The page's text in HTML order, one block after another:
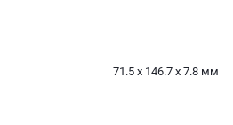
71.5 x 146.7 x 7.8 мм